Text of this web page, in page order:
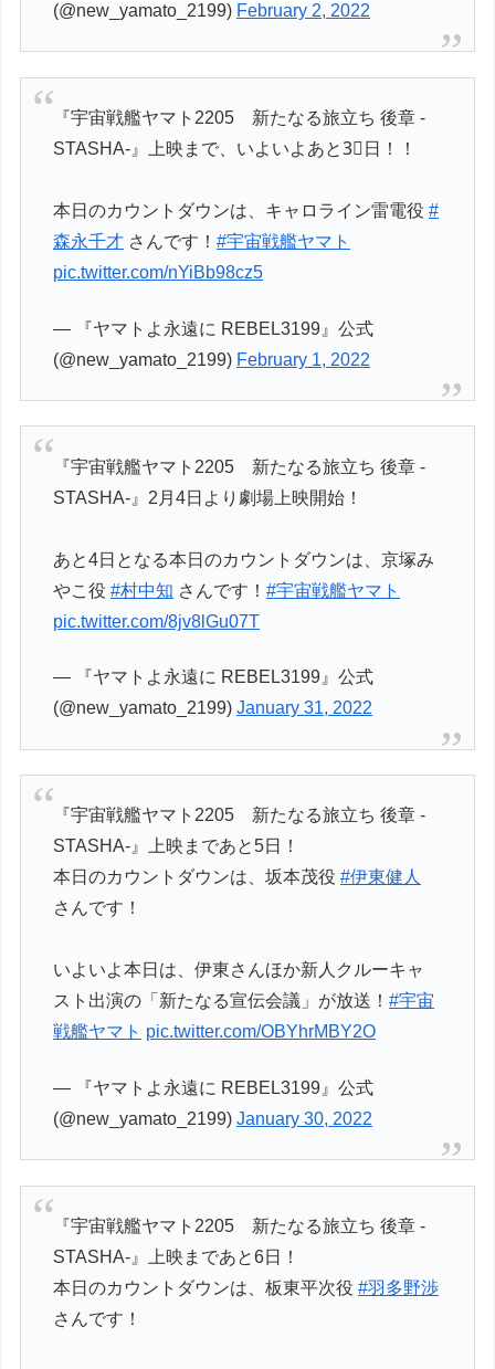
(@new_yamato_2199) February 2, 2022
『宇宙戦艦ヤマト2205 新たなる旅立ち 後章 -
STASHA-』上映まで、いよいよあと3⃣日！！
本日のカウントダウンは、キャロライン雷電役#
森永千才 さんです！#宇宙戦艦ヤマト
pic.twitter.com/nYiBb98cz5
— 『ヤマトよ永遠に REBEL3199』公式
(@new_yamato_2199) February 1, 2022
『宇宙戦艦ヤマト2205 新たなる旅立ち 後章 -
STASHA-』2月4日より劇場上映開始！
あと4日となる本日のカウントダウンは、京塚み
やこ役#村中知 さんです！#宇宙戦艦ヤマト
pic.twitter.com/8jv8lGu07T
— 『ヤマトよ永遠に REBEL3199』公式
(@new_yamato_2199)January 31, 2022
『宇宙戦艦ヤマト2205 新たなる旅立ち 後章 -
STASHA-』上映まであと5日！
本日のカウントダウンは、坂本茂役#伊東健人
さんです！
いよいよ本日は、伊東さんほか新人クルーキャ
スト出演の「新たなる宣伝会議」が放送！#宇宙
戦艦ヤマト pic.twitter.com/OBYhrMBY2O
— 『ヤマトよ永遠に REBEL3199』公式
(@new_yamato_2199)January 30, 2022
『宇宙戦艦ヤマト2205 新たなる旅立ち 後章 -
STASHA-』上映まであと6日！
本日のカウントダウンは、板東平次役#羽多野渉
さんです！